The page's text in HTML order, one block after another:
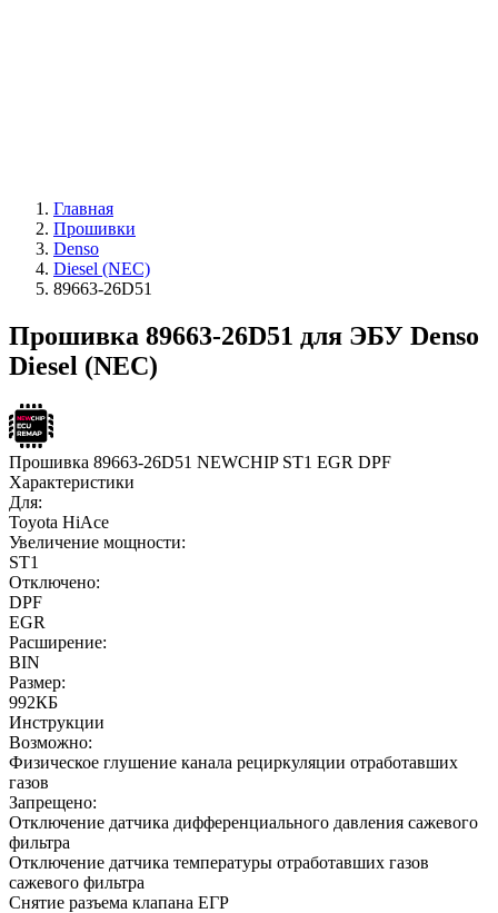
Главная
Прошивки
Denso
Diesel (NEC)
89663-26D51
Прошивка 89663-26D51 для ЭБУ Denso
Diesel (NEC)
Прошивка 89663-26D51 NEWCHIP ST1 EGR DPF
Характеристики
Для:
Toyota HiAce
Увеличение мощности:
ST1
Отключено:
DPF
EGR
Расширение:
BIN
Размер:
992КБ
Инструкции
Возможно:
Физическое глушение канала рециркуляции отработавших
газов
Запрещено:
Отключение датчика дифференциального давления сажевого
фильтра
Отключение датчика температуры отработавших газов
сажевого фильтра
Снятие разъема клапана ЕГР